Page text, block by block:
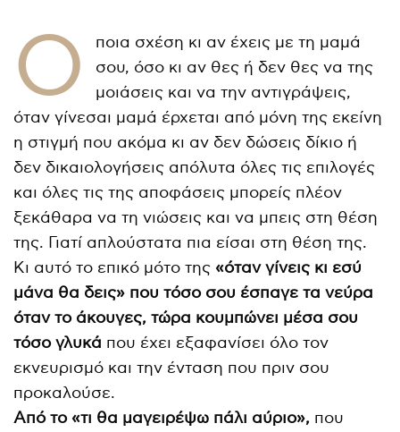
Ό
ποια σχέση κι αν έχεις με τη μαμά
σου, όσο κι αν θες ή δεν θες να της
μοιάσεις και να την αντιγράψεις,
όταν γίνεσαι μαμά έρχεται από μόνη της εκείνη
η στιγμή που ακόμα κι αν δεν δώσεις δίκιο ή
δεν δικαιολογήσεις απόλυτα όλες τις επιλογές
και όλες τις της αποφάσεις μπορείς πλέον
ξεκάθαρα να τη νιώσεις και να μπεις στη θέση
της. Γιατί απλούστατα πια είσαι στη θέση της.
Κι αυτό το επικό μότο της «όταν γίνεις κι εσύ
μάνα θα δεις» που τόσο σου έσπαγε τα νεύρα
όταν το άκουγες, τώρα κουμπώνει μέσα σου
τόσο γλυκά που έχει εξαφανίσει όλο τον
εκνευρισμό και την ένταση που πριν σου
προκαλούσε.
Από το «τι θα μαγειρέψω πάλι αύριο», που